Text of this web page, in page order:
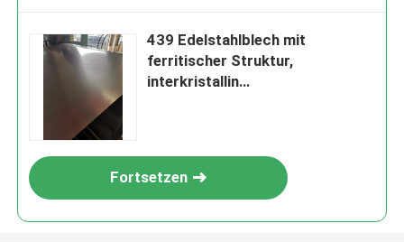
439 Edelstahlblech mit
ferritischer Struktur,
interkristallin
Fortsetzen